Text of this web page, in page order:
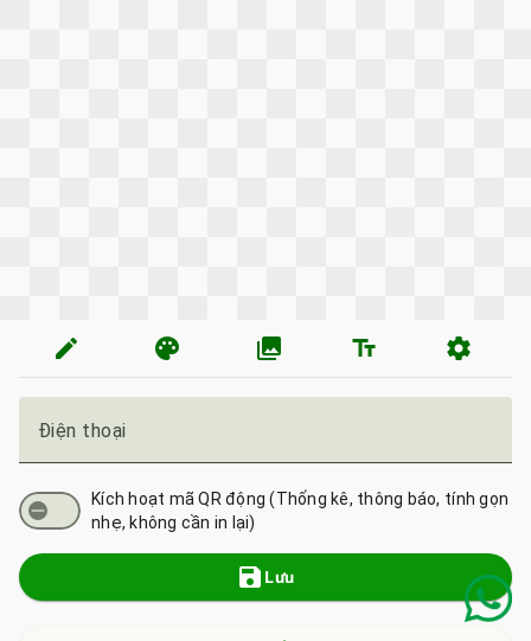
edit palette photo_library text_fields settings
Điện thoại
Kích hoạt mã QR động (Thống kê, thông báo, tính gọn
nhẹ, không cần in lại)
save Lưu